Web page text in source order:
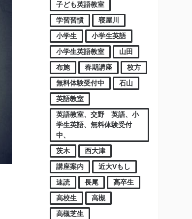
子ども英語教室
学習習慣
寝屋川
小学生
小学生英語
小学生英語教室
山田
布施
春期講座
枚方
無料体験受付中
石山
英語教室
英語教室、交野 英語、小
学生英語、無料体験受付
中、
茨木
西大津
講座案内
近大Vもし
速読
長尾
高卒生
高校生
高槻
高槻芝生